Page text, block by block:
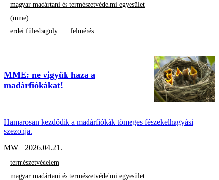
magyar madártani és természetvédelmi egyesület
(mme)
erdei fülesbagoly
felmérés
MME: ne vigyük haza a
madárfiókákat!
Hamarosan kezdődik a madárfiókák tömeges fészekelhagyási
szezonja.
MW | 2026.04.21.
természetvédelem
magyar madártani és természetvédelmi egyesület